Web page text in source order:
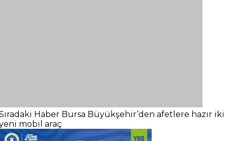
Haber Bursa Büyükşehir’den afetlere hazır iki
mobil araç